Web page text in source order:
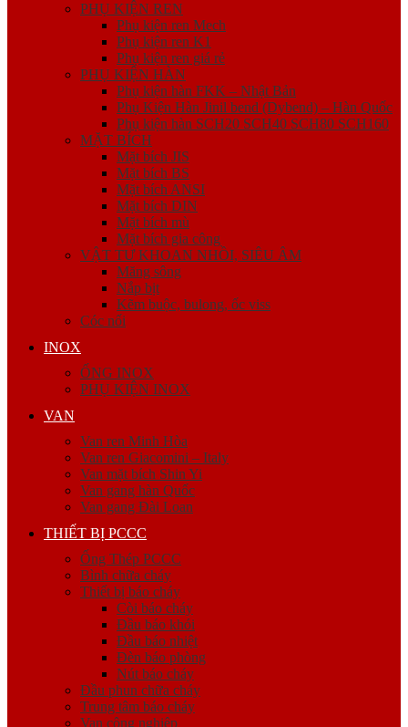
PHỤ KIỆN REN
Phụ kiện ren Mech
Phụ kiện ren K1
Phụ kiện ren giá rẻ
PHỤ KIỆN HÀN
Phụ kiện hàn FKK – Nhật Bản
Phụ Kiện Hàn Jinil bend (Dybend) – Hàn Quốc
Phụ kiện hàn SCH20 SCH40 SCH80 SCH160
MẶT BÍCH
Mặt bích JIS
Mặt bích BS
Mặt bích ANSI
Mặt bích DIN
Mặt bích mù
Mặt bích gia công
VẬT TƯ KHOAN NHỒI, SIÊU ÂM
Măng sông
Nắp bịt
Kẽm buộc, bulong, ốc viss
Cóc nối
INOX
ỐNG INOX
PHỤ KIỆN INOX
VAN
Van ren Minh Hòa
Van ren Giacomini – Italy
Van mặt bích Shin Yi
Van gang hàn Quốc
Van gang Đài Loan
THIẾT BỊ PCCC
Ống Thép PCCC
Bình chữa cháy
Thiết bị báo cháy
Còi báo cháy
Đầu báo khói
Đầu báo nhiệt
Đèn báo phòng
Nút báo cháy
Đầu phun chữa cháy
Trung tâm báo cháy
Van công nghiệp